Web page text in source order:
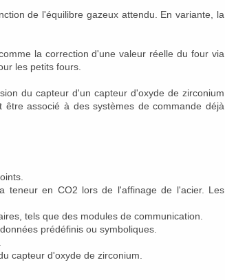
de l'équilibre gazeux attendu. En variante, la
la correction d'une valeur réelle du four via
les petits fours.
du capteur d'un capteur d'oxyde de zirconium
associé à des systèmes de commande déjà
teneur en CO2 lors de l'affinage de l'acier.
Les
tels que des modules de communication.
prédéfinis ou symboliques.
capteur d'oxyde de zirconium.